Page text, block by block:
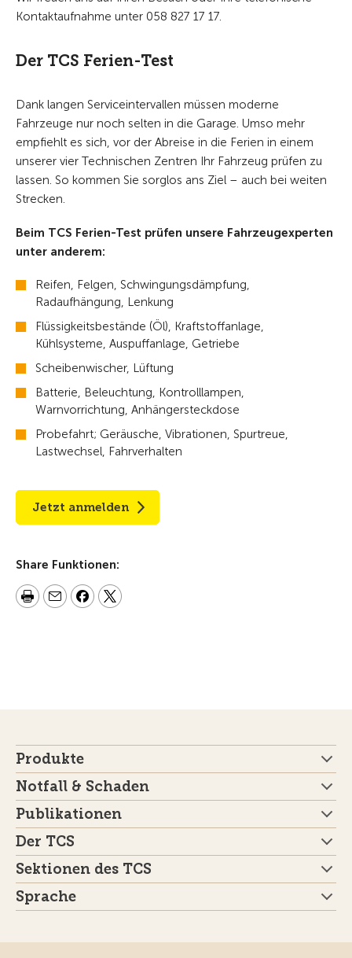
Kontaktaufnahme unter 058 827 17 17.
Der TCS Ferien-Test
Dank langen Serviceintervallen müssen moderne
Fahrzeuge nur noch selten in die Garage. Umso mehr
empfiehlt es sich, vor der Abreise in die Ferien in einem
unserer vier Technischen Zentren Ihr Fahrzeug prüfen zu
lassen. So kommen Sie sorglos ans Ziel – auch bei weiten
Strecken.
Beim TCS Ferien-Test prüfen unsere Fahrzeugexperten
unter anderem:
Reifen, Felgen, Schwingungsdämpfung,
Radaufhängung, Lenkung
Flüssigkeitsbestände (Öl), Kraftstoffanlage,
Kühlsysteme, Auspuffanlage, Getriebe
Scheibenwischer, Lüftung
Batterie, Beleuchtung, Kontrolllampen,
Warnvorrichtung, Anhängersteckdose
Probefahrt; Geräusche, Vibrationen, Spurtreue,
Lastwechsel, Fahrverhalten
Jetzt anmelden
Share Funktionen:
Produkte
Notfall & Schaden
Publikationen
Der TCS
Sektionen des TCS
Sprache